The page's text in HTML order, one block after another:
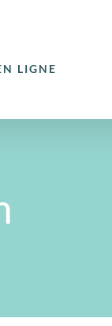
LIGNE